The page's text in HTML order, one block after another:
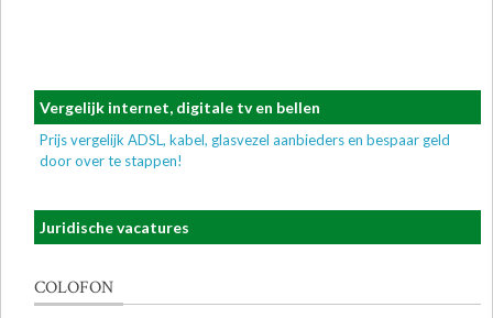
Vergelijk internet, digitale tv en bellen
Prijs vergelijk ADSL, kabel, glasvezel aanbieders en bespaar geld
door over te stappen!
Juridische vacatures
COLOFON